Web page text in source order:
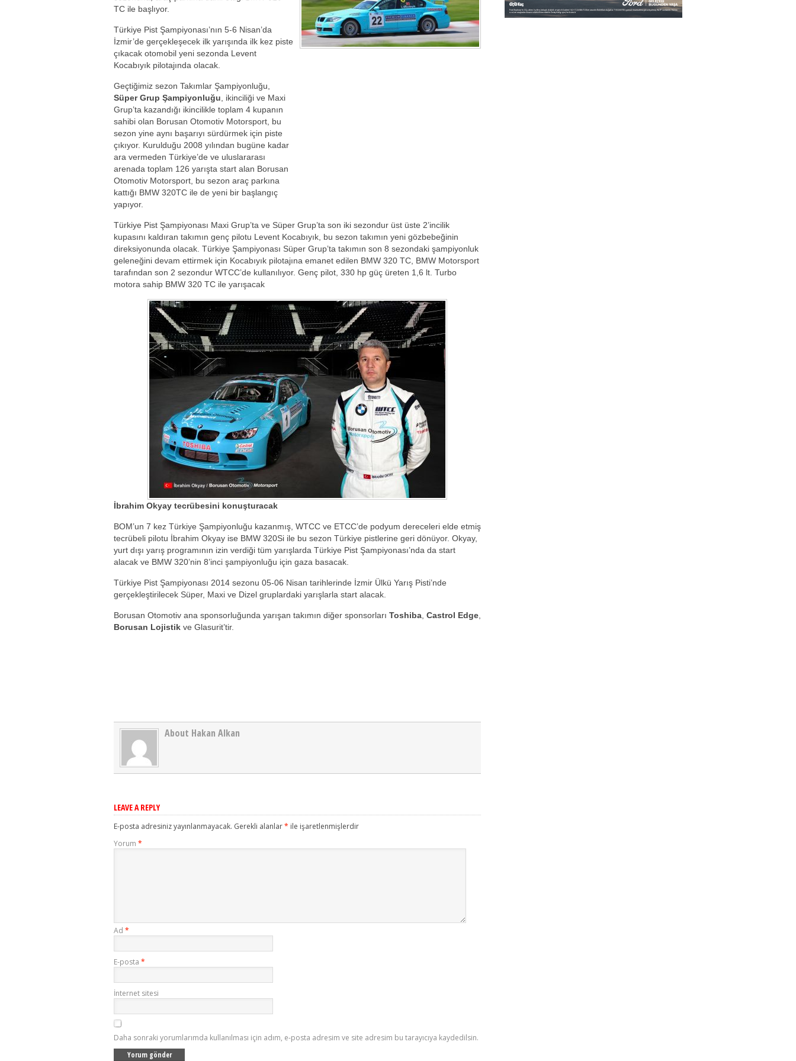
TC ile başlıyor.
Türkiye Pist Şampiyonası’nın 5-6 Nisan’da
İzmir’de gerçekleşecek ilk yarışında ilk kez piste
çıkacak otomobil yeni sezonda Levent
Kocabıyık pilotajında olacak.
Geçtiğimiz sezon Takımlar Şampiyonluğu,
Süper Grup Şampiyonluğu , ikinciliği ve Maxi
Grup’ta kazandığı ikincilikle toplam 4 kupanın
sahibi olan Borusan Otomotiv Motorsport, bu
sezon yine aynı başarıyı sürdürmek için piste
çıkıyor. Kurulduğu 2008 yılından bugüne kadar
ara vermeden Türkiye’de ve uluslararası
arenada toplam 126 yarışta start alan Borusan
Otomotiv Motorsport, bu sezon araç parkına
kattığı BMW 320TC ile de yeni bir başlangıç
yapıyor.
Türkiye Pist Şampiyonası Maxi Grup’ta ve Süper Grup’ta son iki sezondur üst üste 2’incilik
kupasını kaldıran takımın genç pilotu Levent Kocabıyık, bu sezon takımın yeni gözbebeğinin
direksiyonunda olacak. Türkiye Şampiyonası Süper Grup’ta takımın son 8 sezondaki şampiyonluk
geleneğini devam ettirmek için Kocabıyık pilotajına emanet edilen BMW 320 TC, BMW Motorsport
tarafından son 2 sezondur WTCC’de kullanılıyor. Genç pilot, 330 hp güç üreten 1,6 lt. Turbo
motora sahip BMW 320 TC ile yarışacak
İbrahim Okyay tecrübesini konuşturacak
BOM’un 7 kez Türkiye Şampiyonluğu kazanmış, WTCC ve ETCC’de podyum dereceleri elde etmiş
tecrübeli pilotu İbrahim Okyay ise BMW 320Si ile bu sezon Türkiye pistlerine geri dönüyor. Okyay,
yurt dışı yarış programının izin verdiği tüm yarışlarda Türkiye Pist Şampiyonası’nda da start
alacak ve BMW 320’nin 8’inci şampiyonluğu için gaza basacak.
Türkiye Pist Şampiyonası 2014 sezonu 05-06 Nisan tarihlerinde İzmir Ülkü Yarış Pisti’nde
gerçekleştirilecek Süper, Maxi ve Dizel gruplardaki yarışlarla start alacak.
Borusan Otomotiv ana sponsorluğunda yarışan takımın diğer sponsorları Toshiba Castrol Edge
Borusan Lojistik ve Glasurit’tir.
About Hakan Alkan
LEAVE A REPLY
E-posta adresiniz yayınlanmayacak. Gerekli alanlar* ile işaretlenmişlerdir
Yorum *
Ad *
E-posta *
İnternet sitesi
Daha sonraki yorumlarımda kullanılması için adım, e-posta adresim ve site adresim bu tarayıcıya kaydedilsin.